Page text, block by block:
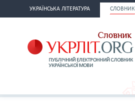
УКРАЇНСЬКА ЛІТЕРАТУРА СЛОВНИК